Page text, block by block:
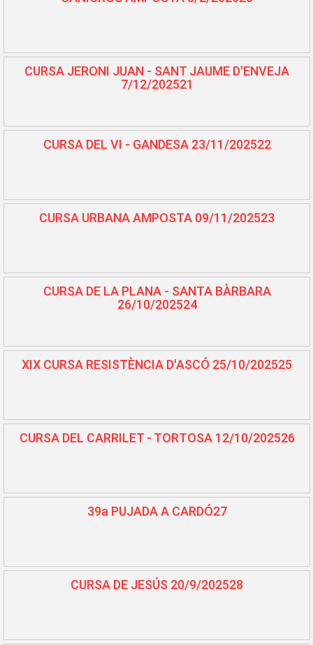
CURSA JERONI JUAN - SANT JAUME D'ENVEJA
7/12/202521
CURSA DEL VI - GANDESA 23/11/202522
CURSA URBANA AMPOSTA 09/11/202523
CURSA DE LA PLANA - SANTA BÀRBARA
26/10/202524
XIX CURSA RESISTÈNCIA D'ASCÓ 25/10/202525
CURSA DEL CARRILET - TORTOSA 12/10/202526
39a PUJADA A CARDÓ27
CURSA DE JESÚS 20/9/202528